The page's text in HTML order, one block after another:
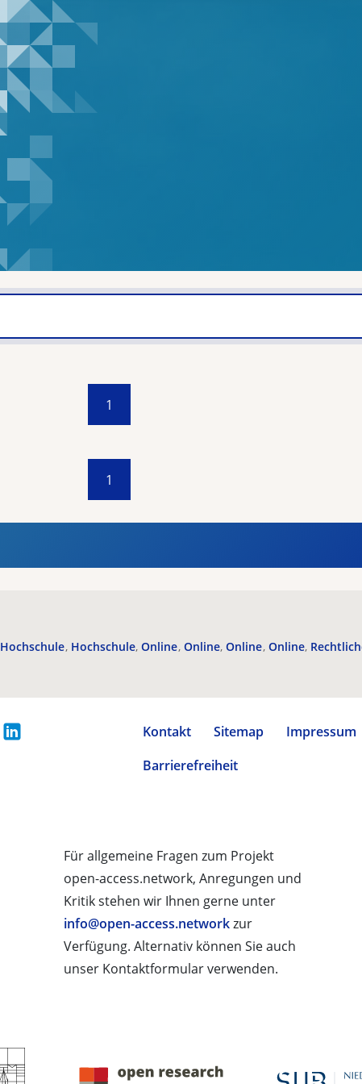
1
1
Hochschule Hochschule Online Online Online Online
Kontakt Sitemap Impressum
Barrierefreiheit
Für allgemeine Fragen zum Projekt
open-access.network, Anregungen und
Kritik stehen wir Ihnen gerne unter
info@open-access.networkzur
Verfügung. Alternativ können Sie auch
unser Kontaktformular verwenden.